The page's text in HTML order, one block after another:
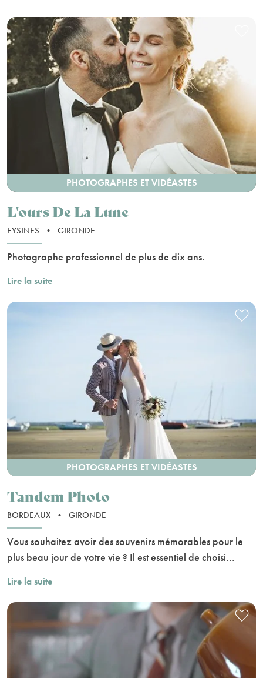
PHOTOGRAPHES ET VIDÉASTES
L'ours De La Lune
EYSINES • GIRONDE
Photographe professionnel de plus de dix ans.
Lire la suite
PHOTOGRAPHES ET VIDÉASTES
Tandem Photo
BORDEAUX • GIRONDE
Vous souhaitez avoir des souvenirs mémorables pour le
plus beau jour de votre vie ? Il est essentiel de choisi...
Lire la suite